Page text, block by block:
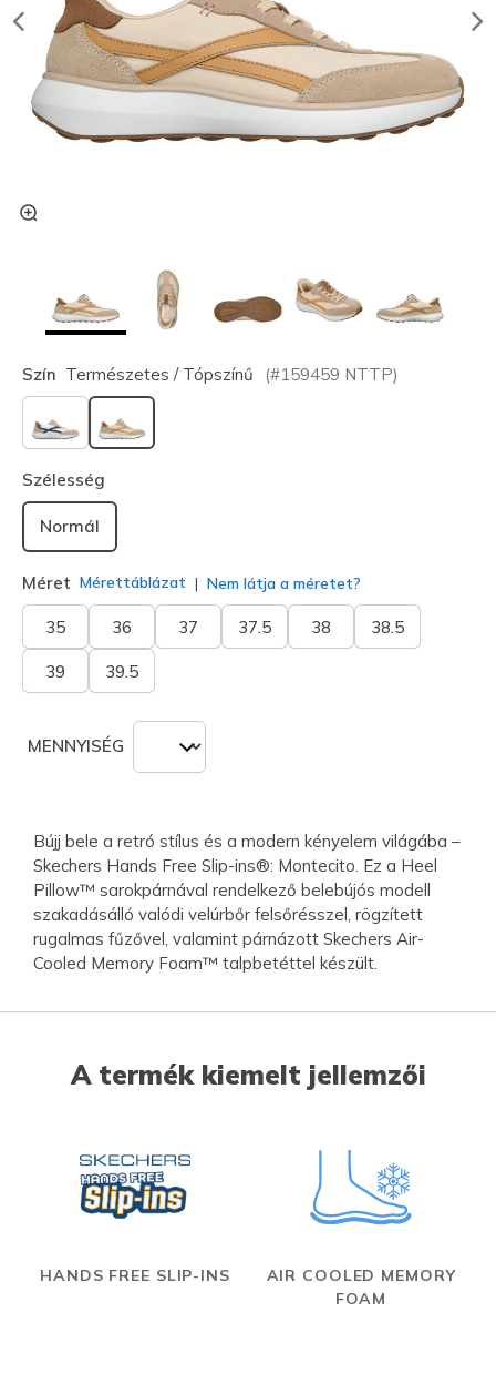
Szín Természetes / Tópszínű (#159459 NTTP)
kiválasztva
Szélesség
Normál
Méret Mérettáblázat Nem látja a méretet?
35 36 37 37.5 38 38.5
39 39.5
MENNYISÉG
Bújj bele a retró stílus és a modern kényelem világába –
Skechers Hands Free Slip-ins®: Montecito. Ez a Heel
Pillow™ sarokpárnával rendelkező belebújós modell
szakadásálló valódi velúrbőr felsőrésszel, rögzített
rugalmas fűzővel, valamint párnázott Skechers Air-
Cooled Memory Foam™ talpbetéttel készült.
A termék kiemelt jellemzői
HANDS FREE SLIP-INS
AIR COOLED MEMORY
FOAM